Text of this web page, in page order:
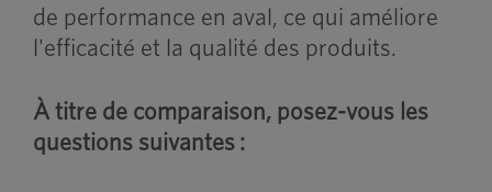
de performance en aval, ce qui améliore
l'efficacité et la qualité des produits.
À titre de comparaison, posez-vous les
questions suivantes :